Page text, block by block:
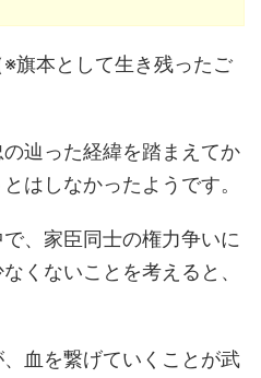
旗本として生き残ったご
辿った経緯を踏まえてか
はしなかったようです。
、家臣同士の権力争いに
くないことを考えると、
血を繋げていくことが武